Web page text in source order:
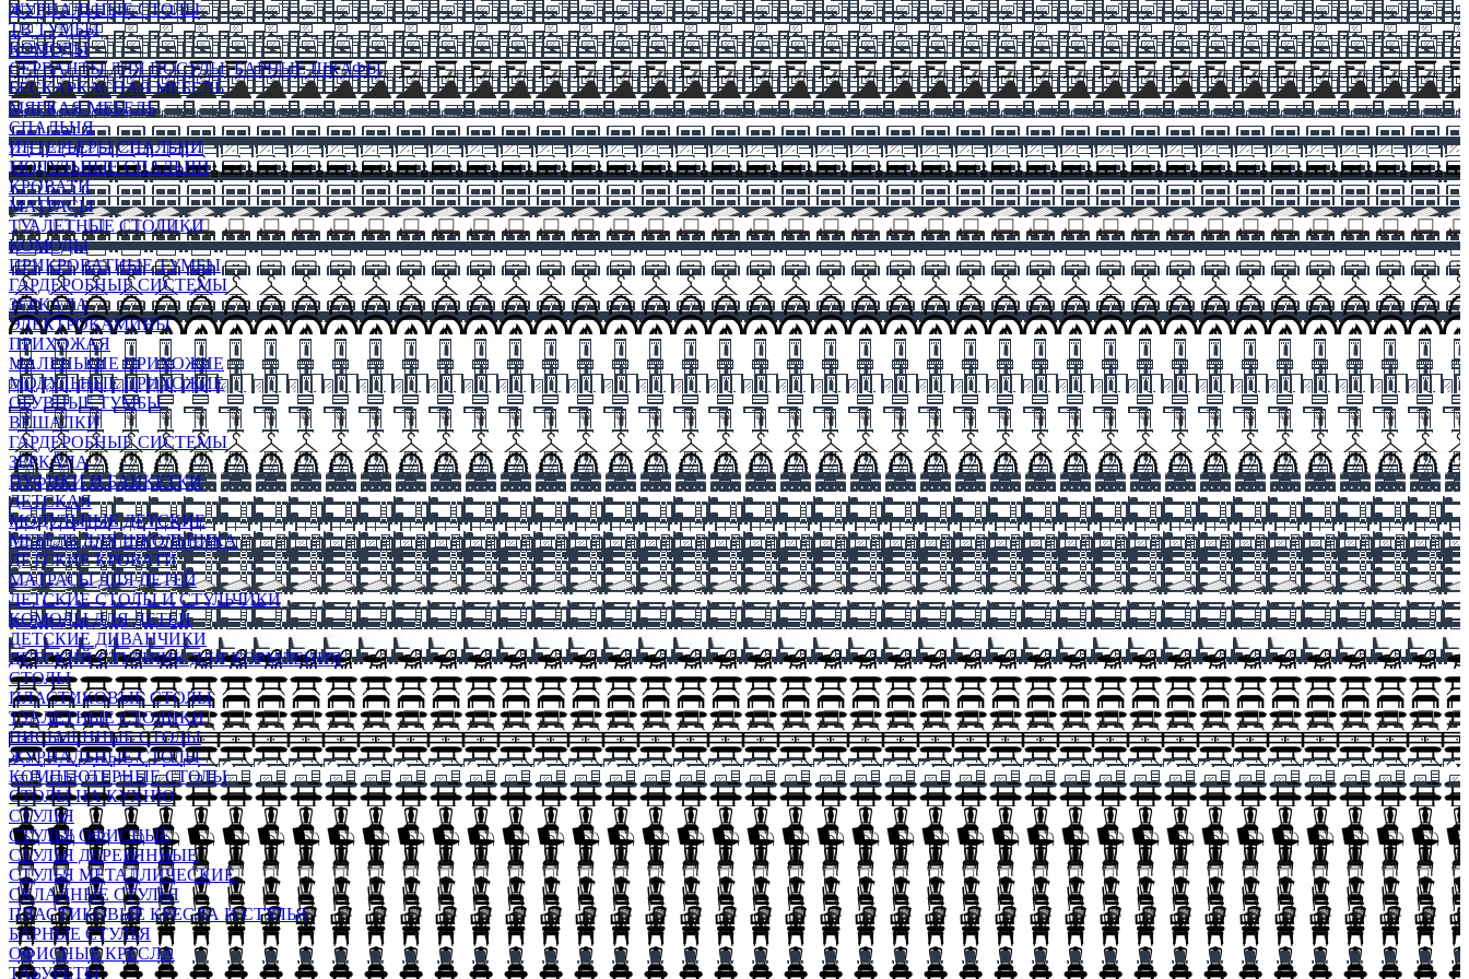
ЖУРНАЛЬНЫЕ СТОЛЫ
ТВ ТУМБЫ
КОМОДЫ
СЕРВАНТЫ ДЛЯ ПОСУДЫ, БАРНЫЕ ШКАФЫ
БЕСКАРКАСНАЯ МЕБЕЛЬ
МЯГКАЯ МЕБЕЛЬ
СПАЛЬНЯ
ИНТЕРЬЕРЫ СПАЛЬНИ
МОДУЛЬНЫЕ СПАЛЬНИ
КРОВАТИ
МАТРАСЫ
ТУАЛЕТНЫЕ СТОЛИКИ
КОМОДЫ
ПРИКРОВАТНЫЕ ТУМБЫ
ГАРДЕРОБНЫЕ СИСТЕМЫ
ЗЕРКАЛА
ЭЛЕКТРОКАМИНЫ
ПРИХОЖАЯ
МАЛЕНЬКИЕ ПРИХОЖИЕ
МОДУЛЬНЫЕ ПРИХОЖИЕ
ОБУВНЫЕ ТУМБЫ
ВЕШАЛКИ
ГАРДЕРОБНЫЕ СИСТЕМЫ
ЗЕРКАЛА
ПУФИКИ И БАНКЕТКИ
ДЕТСКАЯ
МОДУЛЬНЫЕ ДЕТСКИЕ
МЕБЕЛЬ ДЛЯ ШКОЛЬНИКА
ДЕТСКИЕ КРОВАТИ
МАТРАСЫ ДЛЯ ДЕТЕЙ
ДЕТСКИЕ СТОЛЫ И СТУЛЬЧИКИ
КОМОДЫ ДЛЯ ДЕТЕЙ
ДЕТСКИЕ ДИВАНЧИКИ
ДЕТСКИЙ СТУЛЬЧИК ДЛЯ КОРМЛЕНИЯ
СТОЛЫ
ПЛАСТИКОВЫЕ СТОЛЫ
ТУАЛЕТНЫЕ СТОЛИКИ
ПИСЬМЕННЫЕ СТОЛЫ
ЖУРНАЛЬНЫЕ СТОЛЫ
КОМПЬЮТЕРНЫЕ СТОЛЫ
СТОЛЫ НА КУХНЮ
СТУЛЬЯ
СТУЛЬЯ ОФИСНЫЕ
СТУЛЬЯ ДЕРЕВЯННЫЕ
СТУЛЬЯ МЕТАЛЛИЧЕСКИЕ
СКЛАДНЫЕ СТУЛЬЯ
ПЛАСТИКОВЫЕ КРЕСЛА И СТУЛЬЯ
БАРНЫЕ СТУЛЬЯ
ОФИСНЫЕ КРЕСЛА
ТАБУРЕТЫ